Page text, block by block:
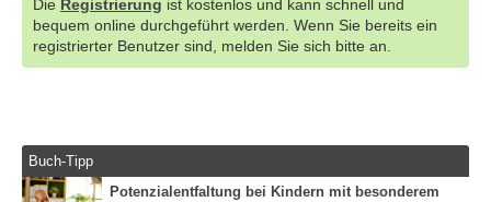
Die Registrierung ist kostenlos und kann schnell und
bequem online durchgeführt werden. Wenn Sie bereits ein
registrierter Benutzer sind, melden Sie sich bitte an.
Buch-Tipp
Potenzialentfaltung bei Kindern mit besonderem